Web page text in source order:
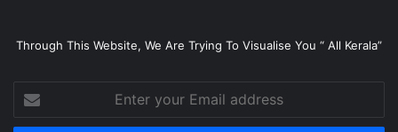
Through This Website, We Are Trying To Visualise You “ All Kerala”
your
Email